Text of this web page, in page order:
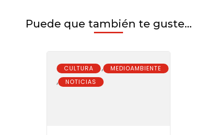
Puede que también te guste...
CULTURA , MEDIOAMBIENTE
, NOTICIAS